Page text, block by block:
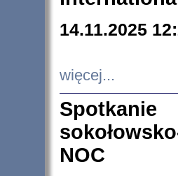
14.11.2025
więcej...
NOC